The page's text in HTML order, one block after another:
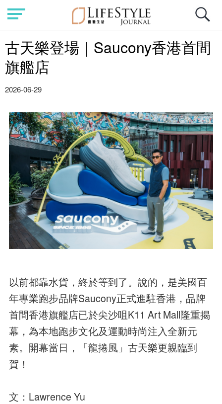
古天樂登場｜Saucony香港首間
旗艦店
2026-06-29
以前都靠水貨，終於等到了。說的，是美國百
年專業跑步品牌Saucony正式進駐香港，品牌
首間香港旗艦店已於尖沙咀K11 Art Mall隆重揭
幕，為本地跑步文化及運動時尚注入全新元
素。開幕當日，「龍捲風」古天樂更親臨到
賀！
文：Lawrence Yu